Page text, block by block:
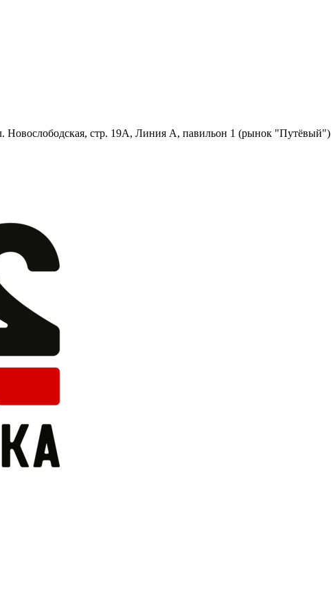
стр. 19А, Линия А, павильон 1 (рынок "Путёвый")